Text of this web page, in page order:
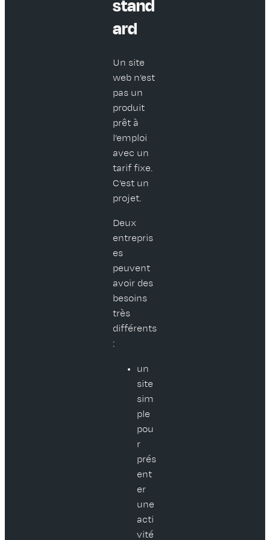
stand
ard
Un site
web n’est
pas un
produit
prêt à
l’emploi
avec un
tarif fixe.
C’est un
projet.
Deux
entrepris
es
peuvent
avoir des
besoins
très
différents
:
un
site
sim
ple
pou
r
prés
ent
er
une
acti
vité